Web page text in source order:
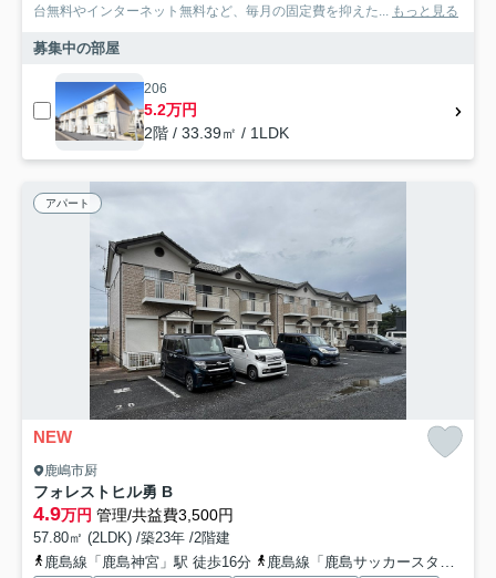
台無料やインターネット無料など、毎月の固定費を抑えた...
もっと見る
募集中の部屋
206
5.2万円
2階 / 33.39㎡ / 1LDK
アパート
NEW
鹿嶋市厨
フォレストヒル勇 B
4.9万円 管理/共益費3,500円
57.80㎡ (2LDK) /築23年 /2階建
鹿島線「鹿島神宮」駅 徒歩16分
鹿島線「鹿島サッカースタジア」駅 徒歩31分